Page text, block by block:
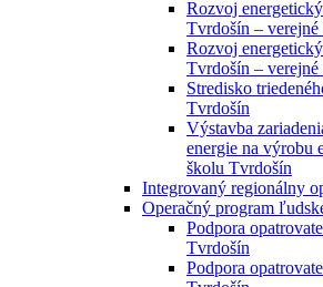
Rozvoj
Tvrdošín –
Rozvoj
Tvrdošín – verejné
Stredisko
Tvrdošín
Výstavba
energie na výrobu
školu Tvrdošín
Integrovaný regionálny
Operačný program
Podpora
Tvrdošín
Podpora